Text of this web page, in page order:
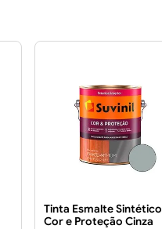
Tinta Esmalte Sintético
Cor e Proteção Cinza